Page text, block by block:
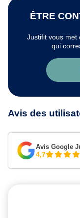
ÊTRE
Justifit vous met
qui
Avis des
Avis Google
4,7